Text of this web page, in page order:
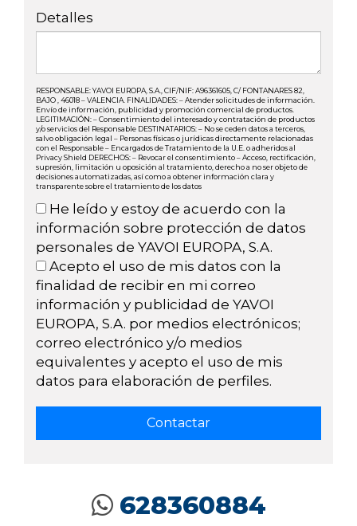
Detalles
RESPONSABLE: YAVOI EUROPA, S.A., CIF/NIF: A96361605, C/ FONTANARES 82,
BAJO , 46018 – VALENCIA. FINALIDADES: – Atender solicitudes de información.
Envío de información, publicidad y promoción comercial de productos.
LEGITIMACIÓN: – Consentimiento del interesado y contratación de productos
y/o servicios del Responsable DESTINATARIOS: – No se ceden datos a terceros,
salvo obligación legal – Personas físicas o jurídicas directamente relacionadas
con el Responsable – Encargados de Tratamiento de la U.E. o adheridos al
Privacy Shield DERECHOS: – Revocar el consentimiento – Acceso, rectificación,
supresión, limitación u oposición al tratamiento, derecho a no ser objeto de
decisiones automatizadas, así como a obtener información clara y
transparente sobre el tratamiento de los datos
He leído y estoy de acuerdo con la
información sobre protección de datos
personales de YAVOI EUROPA, S.A.
Acepto el uso de mis datos con la
finalidad de recibir en mi correo
información y publicidad de YAVOI
EUROPA, S.A. por medios electrónicos;
correo electrónico y/o medios
equivalentes y acepto el uso de mis
datos para elaboración de perfiles.
628360884